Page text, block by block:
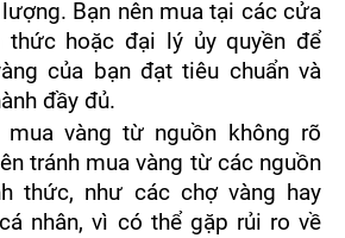
Bạn nên mua tại các cửa
thức hoặc đại lý ủy quyền để
của bạn đạt tiêu chuẩn và
đầy đủ.
mua vàng từ nguồn không rõ
tránh mua vàng từ các nguồn
thức, như các chợ vàng hay
nhân, vì có thể gặp rủi ro về